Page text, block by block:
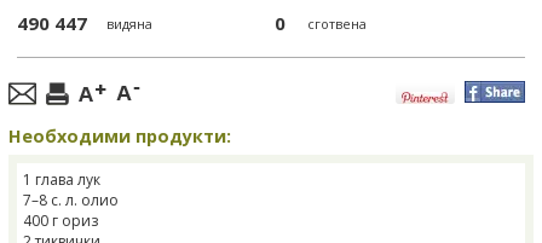
490 447 видяна 0 сготвена
Необходими продукти:
1 глава лук
7–8 с. л. олио
400 г ориз